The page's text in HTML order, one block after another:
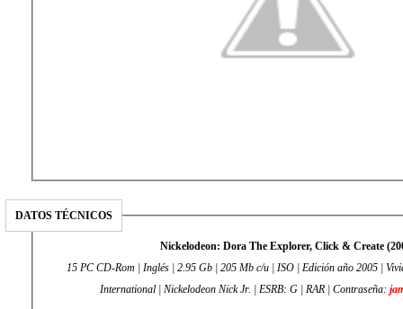
DATOS TÉCNICOS
Nickelodeon: Dora The Explorer, Click & Create
15 PC CD-Rom | Inglés | 2.95 Gb | 205 Mb c/u | ISO | Edición año 2005 |
International | Nickelodeon Nick Jr. | ESRB: G | RAR | Contraseña: